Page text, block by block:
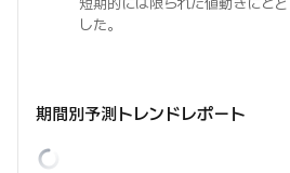
した。
期間別予測トレンドレポート